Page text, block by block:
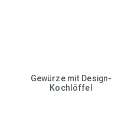
Gewürze mit Design-
Kochlöffel